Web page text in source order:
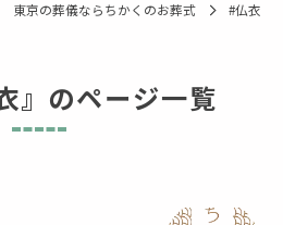
東京の葬儀ならちかくのお葬式 #仏衣
』のページ一覧